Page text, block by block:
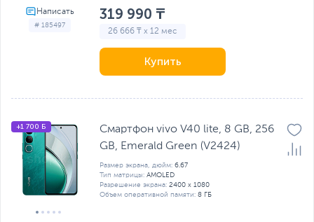
# 185497
319 990 ₸
26 666 ₸ x 12 мес
Купить
+1 700 Б
Смартфон vivo V40 lite, 8 GB, 256
GB, Emerald Green (V2424)
Размер экрана, дюйм: 6.67
Тип матрицы: AMOLED
Разрешение экрана: 2400 x 1080
Объем оперативной памяти: 8 ГБ